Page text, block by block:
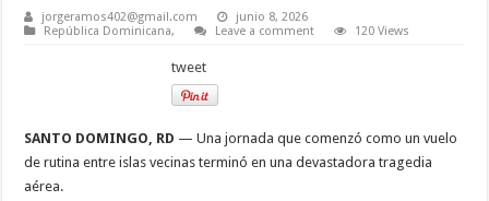
jorgeramos402@gmail.com
junio 8, 2026
República Dominicana,
Leave a comment 120 Views
tweet
SANTO DOMINGO, RD — Una jornada que comenzó como un vuelo
de rutina entre islas vecinas terminó en una devastadora tragedia
aérea.